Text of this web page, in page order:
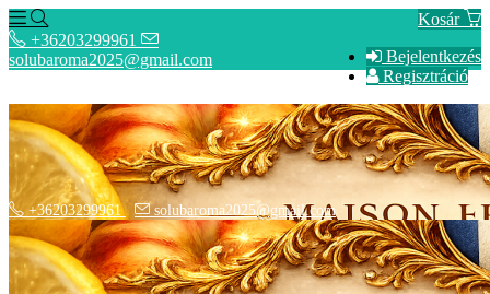
Kosár
Bejelentkezés
Regisztráció
+36203299961
solubaroma2025@gmail.com
+36203299961 solubaroma2025@gmail.com